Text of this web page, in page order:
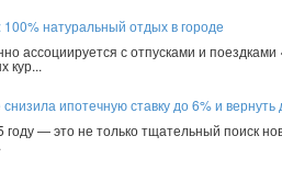
натуральный отдых в городе
ассоциируется с отпусками и
кур...
ипотечную ставку до 6% и вернуть
году — это не только тщательный поиск